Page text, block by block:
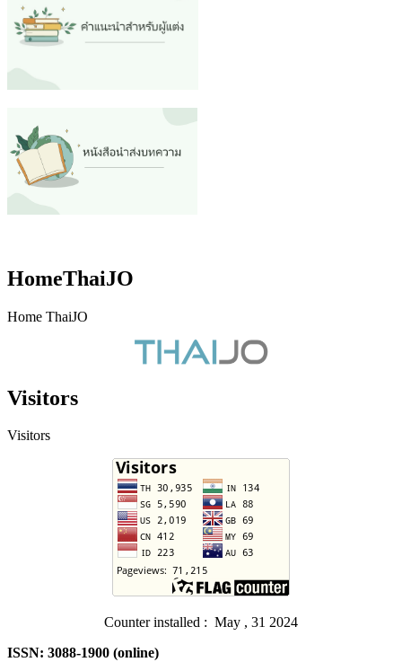
HomeThaiJO
Home ThaiJO
Visitors
Visitors
Counter installed : May , 31 2024
ISSN: 3088-1900 (online)